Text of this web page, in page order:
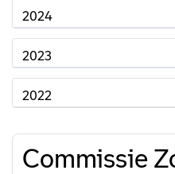
2024
2023
2022
Commissie